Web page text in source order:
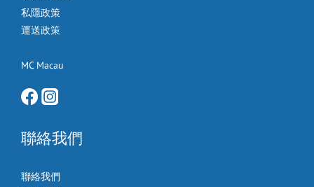
私隱政策
運送政策
MC Macau
聯絡我們
聯絡我們